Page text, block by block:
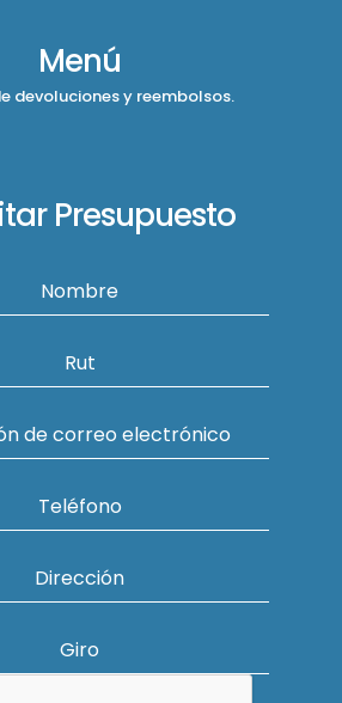
Menú
devoluciones y reembolsos.
Presupuesto
Nombre
Rut
de correo electrónico
Teléfono
Dirección
Giro